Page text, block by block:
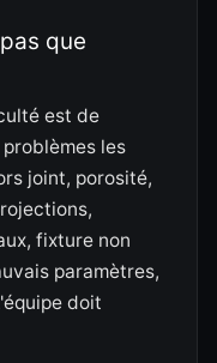
que
est de
les
joint, porosité,
fixture non
paramètres,
doit